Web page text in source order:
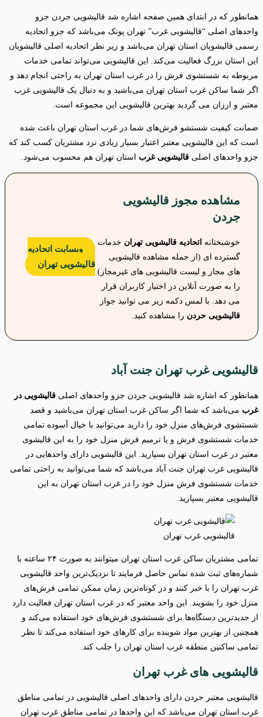
همانطور که در ابتدای همین صفحه اشاره شد قالیشویی جردن جزو
واحدهای اصلی “قالیشویی غرب” تهران پونک می‌باشد که جزو اتحادیه
رسمی قالیشویان استان تهران می‌باشد و زیر نظر اتحادیه اصلی قالیشویان
این استان بزرگ فعالیت می‌کند. این قالیشویی می‌تواند تمامی خدمات
مربوطه به شستشوی فرش را در غرب استان تهران به راحتی انجام دهد و
اگر شما ساکن غرب استان تهران می‌باشید و به دنبال یک قالیشویی غرب
معتبر و ارزان می گردید بهترین قالیشویی این مجموعه است.
ضمانت کیفیت شستشو فرش‌های شما در غرب استان تهران باعث شده
است که این قالیشویی معتبر اعتبار بسیار زیادی نزد مشتریان کسب کند که
جزو واحدهای اصلی قالیشویی غرب استان تهران هم محسوب می‌شود.
مشاهده مجوز قالیشویی
جردن
خوشبختانه اتحادیه قالیشویی تهران خدمات
گسترده ای (از جمله مشاهده قالیشویی
های مجاز و لیست قالیشویی های غیرمجاز)
را به صورت آنلاین در اختیار کاربران قرار
می دهد. با لمس دکمه زیر می توانید جواز
قالیشویی حردن را مشاهده کنید.
وبسایت اتحادیه
قالیشویی تهران
قالیشویی غرب تهران جنت آباد
همانطور که اشاره شد قالیشویی جردن جزو واحدهای اصلی قالیشویی در
غرب می‌باشد که شما اگر ساکن غرب استان تهران می‌باشید و قصد
شستشوی فرش‌های منزل خود را دارید می‌توانید با خیال آسوده تمامی
خدمات شستشوی فرش و یا ترمیم فرش منزل خود را به این قالیشوی
معتبر در غرب استان تهران بسپارید. این قالیشویی دارای واحدهایی در
قالیشویی غرب تهران جنت آباد می‌باشد که شما می‌توانید به راحتی تمامی
خدمات شستشوی فرش منزل خود را در غرب استان تهران به این
قالیشویی معتبر بسپارید.
قالیشویی غرب تهران
تمامی مشتریان ساکن غرب استان تهران میتوانند به صورت ۲۴ ساعته با
شماره‌های ثبت شده تماس حاصل فرمایند تا نزدیک‌ترین واحد قالیشویی
غرب تهران را با خبر کنند و در کوتاه‌ترین زمان ممکن تمامی فرش‌های
منزل خود را بشویند. این واحد معتبر که در غرب استان تهران فعالیت دارد
از جدیدترین دستگاه‌ها برای شستشوی فرش‌های خود استفاده می‌کند و
همچنین از بهترین مواد شوینده برای کارهای خود استفاده می‌کند تا نظر
تمامی ساکنین منطقه غرب استان تهران را جلب کند.
قالیشویی های غرب تهران
قالیشویی معتبر جردن دارای واحدهای اصلی قالیشویی در تمامی مناطق
غرب استان تهران می‌باشد که این واحدها در تمامی مناطق غرب تهران